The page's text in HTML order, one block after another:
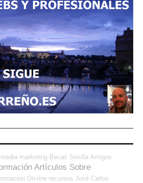
marketing Becas Sevilla Amigos
Artículos Sobre
On-line recursos José Carlos